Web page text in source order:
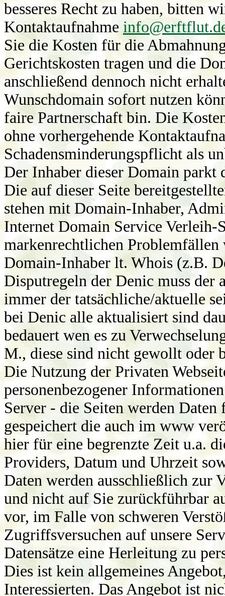
besseres Recht zu haben, bitten
Kontaktaufnahme
Sie die Kosten für die
Gerichtskosten tragen und die
anschließend dennoch nicht
Wunschdomain sofort nutzen
faire Partnerschaft bin. Die
ohne vorhergehende
Schadensminderungspflicht als
Der Inhaber dieser Domain parkt
Die auf dieser Seite
stehen mit Domain-Inhaber,
Internet Domain Service Verleih-
markenrechtlichen
Domain-Inhaber lt. Whois (z.B.
Disputregeln der Denic muss der
immer der tatsächliche/aktuelle
bei Denic alle aktualisiert sind
bedauert wen es zu
M., diese sind nicht gewollt oder
Die Nutzung der Privaten
personenbezogener
Server - die Seiten werden
gespeichert die auch im www
hier für eine begrenzte Zeit u.a.
Providers, Datum und Uhrzeit
Daten werden ausschließlich zur
und nicht auf Sie zurückführbar
vor, im Falle von schweren
Zugriffsversuchen auf unsere
Datensätze eine Herleitung zu
Dies ist kein allgemeines
Interessierten. Das Angebot ist